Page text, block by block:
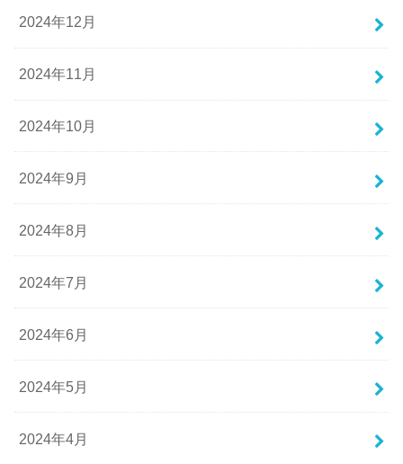
2024年12月
2024年11月
2024年10月
2024年9月
2024年8月
2024年7月
2024年6月
2024年5月
2024年4月